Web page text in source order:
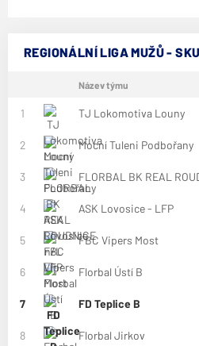
REGIONÁLNÍ LIGA MUŽŮ -
Název týmu
1 TJ Lokomotiva Louny
2 Mocní Tuleni Podbořany
3 FLORBAL BK REAL
4 ASK Lovosice - LFP
5 FBC Vipers Most
6 Florbal Ústí B
7 FD Teplice B
8 Florbal Jirkov